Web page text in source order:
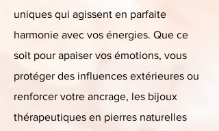
uniques qui agissent en parfaite
harmonie avec vos énergies. Que ce
soit pour apaiser vos émotions, vous
protéger des influences extérieures ou
renforcer votre ancrage, les bijoux
thérapeutiques en pierres naturelles